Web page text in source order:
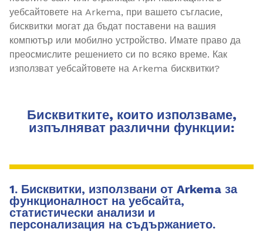
уебсайтовете на Arkema, при вашето съгласие,
бисквитки могат да бъдат поставени на вашия
компютър или мобилно устройство. Имате право да
преосмислите решението си по всяко време. Как
използват уебсайтовете на Arkema бисквитки?
Бисквитките, които използваме,
изпълняват различни функции:
1. Бисквитки, използвани от Arkema за
функционалност на уебсайта,
статистически анализи и
персонализация на съдържанието.